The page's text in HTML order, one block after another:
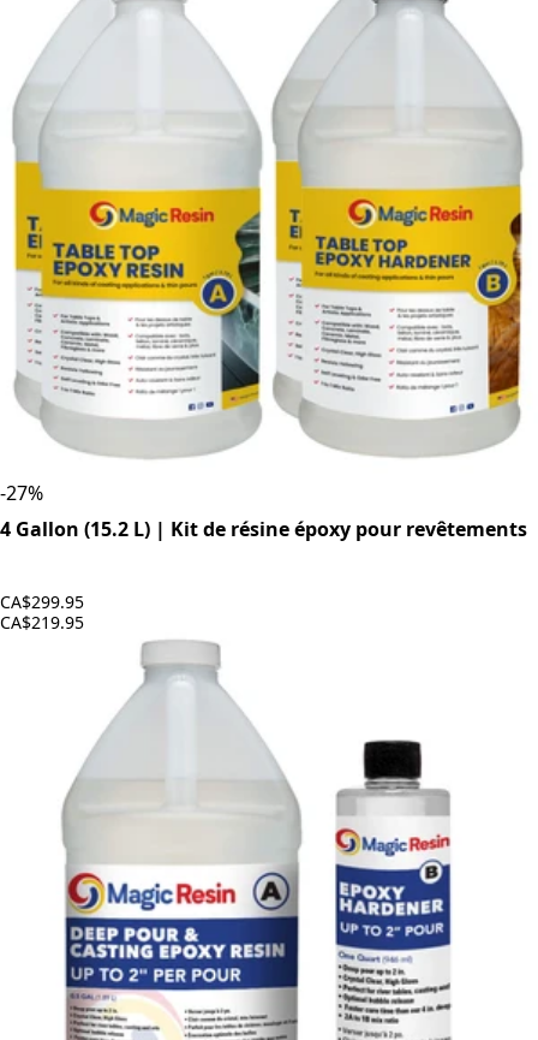
-27%
4 Gallon (15.2 L) | Kit de résine époxy pour revêtements
CA$299.95
CA$219.95